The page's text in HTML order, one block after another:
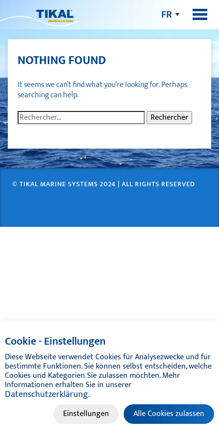
FR
NOTHING FOUND
It seems we can’t find what you’re looking for. Perhaps
searching can help.
Rechercher :
© TIKAL MARINE SYSTEMS 2024 | ALL RIGHTS RESERVED
Cookie - Einstellungen
Diese Webseite verwendet Cookies für Analysezwecke und für
bestimmte Funktionen. Sie können selbst entscheiden, welche
Cookies und Kategorien Sie zulassen möchten. Mehr
Informationen erhalten Sie in unserer
Datenschutzerklärung.
Einstellungen Alle Cookies zulassen